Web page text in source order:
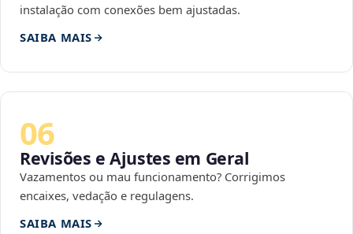
instalação com conexões bem ajustadas.
SAIBA MAIS
06
Revisões e Ajustes em Geral
Vazamentos ou mau funcionamento? Corrigimos
encaixes, vedação e regulagens.
SAIBA MAIS